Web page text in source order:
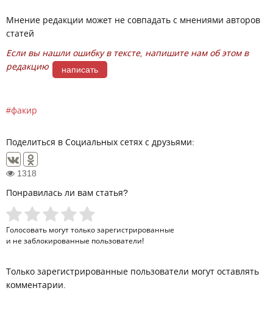
Мнение редакции может не совпадать с мнениями авторов
статей
Если вы нашли ошибку в тексте, напишите нам об этом в
редакцию
написать
факир
Поделиться в Социальных сетях с друзьями:
1318
Понравилась ли вам статья?
Голосовать могут только зарегистрированные
и не заблокированные пользователи!
Только зарегистрированные пользователи могут оставлять
комментарии.